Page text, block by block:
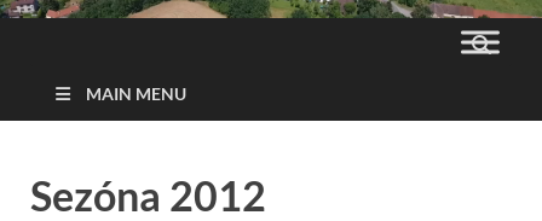
MAIN MENU
Sezóna 2012